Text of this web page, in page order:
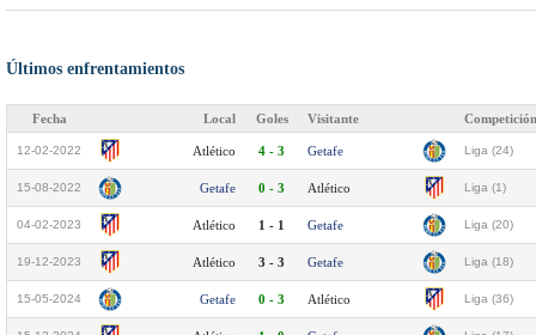
Últimos enfrentamientos
Fecha Local Goles Visitante Competición
12-02-2022 Atlético 4 - 3 Getafe Liga (24)
15-08-2022 Getafe 0 - 3 Atlético Liga (1)
04-02-2023 Atlético 1 - 1 Getafe Liga (20)
19-12-2023 Atlético 3 - 3 Getafe Liga (18)
15-05-2024 Getafe 0 - 3 Atlético Liga (36)